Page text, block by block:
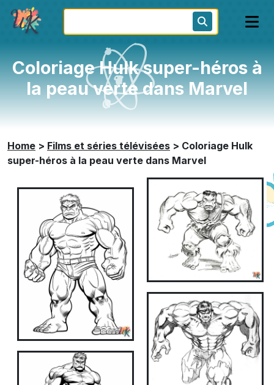
Coloriage Hulk super-héros à
la peau verte dans Marvel
Home > Films et séries télévisées > Coloriage Hulk
super-héros à la peau verte dans Marvel